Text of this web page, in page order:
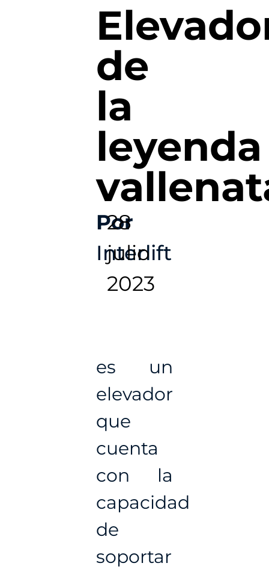
de
la
leyenda
Por
Interlift
28
julio
2023
es un
elevador
que
cuenta
con la
capacidad
de
soportar